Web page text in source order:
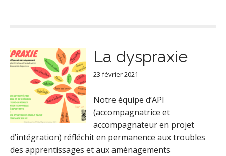
La dyspraxie
23 février 2021
Notre équipe d’API
(accompagnatrice et
accompagnateur en projet
d’intégration) réfléchit en permanence aux troubles
des apprentissages et aux aménagements